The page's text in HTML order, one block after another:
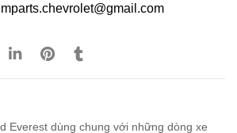
Everest dùng chung với những dòng xe